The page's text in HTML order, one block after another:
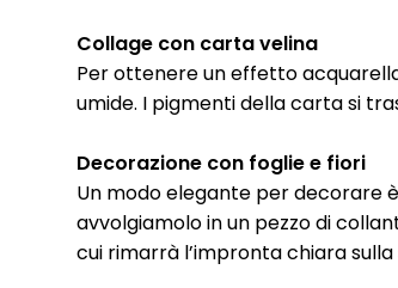
Collage con carta velina
Per ottenere un effetto
umide. I pigmenti della carta si
Decorazione con foglie e fiori
Un modo elegante per decorare
avvolgiamolo in un pezzo di
cui rimarrà l’impronta chiara